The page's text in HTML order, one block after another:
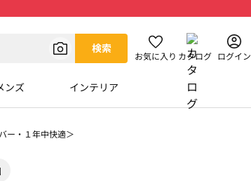
検索
お気に入り カタログ ログイン
ンズ インテリア
ー・１年中快適＞